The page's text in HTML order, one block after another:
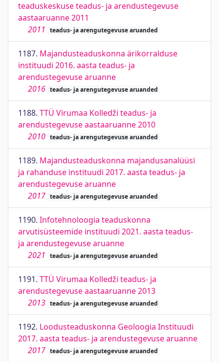
teaduskeskuse teadus- ja arendustegevuse
aastaaruanne 2011
2011
teadus- ja arengutegevuse aruanded
1187. Majandusteaduskonna ärikorralduse
instituudi 2016. aasta teadus- ja
arendustegevuse aruanne
2016 teadus- ja arengutegevuse aruanded
1188. TTÜ Virumaa Kolledži teadus- ja
arendustegevuse aastaaruanne 2010
2010 teadus- ja arengutegevuse aruanded
1189. Majandusteaduskonna majandusanalüüsi
ja rahanduse instituudi 2017. aasta teadus- ja
arendustegevuse aruanne
2017 teadus- ja arengutegevuse aruanded
1190. Infotehnoloogia teaduskonna
arvutisüsteemide instituudi 2021. aasta teadus-
ja arendustegevuse aruanne
2021
teadus- ja arengutegevuse aruanded
1191. TTÜ Virumaa Kolledži teadus- ja
arendustegevuse aastaaruanne 2013
2013 teadus- ja arengutegevuse aruanded
1192. Loodusteaduskonna Geoloogia Instituudi
2017. aasta teadus- ja arendustegevuse aruanne
2017 teadus- ja arengutegevuse aruanded